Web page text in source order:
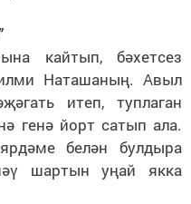
кайтып, бәхетсез
Наташаның. Авыл
итеп, туплаган
генә йорт сатып ала.
белән булдыра
шартын уңай якка